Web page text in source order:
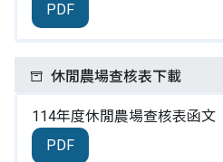
PDF
休閒農場查核表下載
114年度休閒農場查核表函文
PDF